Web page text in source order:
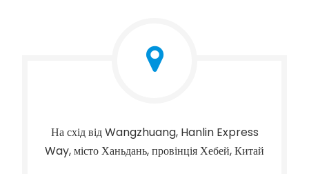
На схід від Wangzhuang, Hanlin Express
Way, місто Ханьдань, провінція Хебей, Китай